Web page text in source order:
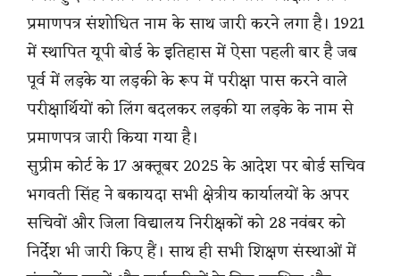
प्रमाणपत्र संशोधित नाम के साथ जारी करने लगा है। 1921
में स्थापित यूपी बोर्ड के इतिहास में ऐसा पहली बार है जब
पूर्व में लड़के या लड़की के रूप में परीक्षा पास करने वाले
परीक्षार्थियों को लिंग बदलकर लड़की या लड़के के नाम से
प्रमाणपत्र जारी किया गया है।
सुप्रीम कोर्ट के 17 अक्तूबर 2025 के आदेश पर बोर्ड सचिव
भगवती सिंह ने बकायदा सभी क्षेत्रीय कार्यालयों के अपर
सचिवों और जिला विद्यालय निरीक्षकों को 28 नवंबर को
निर्देश भी जारी किए हैं। साथ ही सभी शिक्षण संस्थाओं में